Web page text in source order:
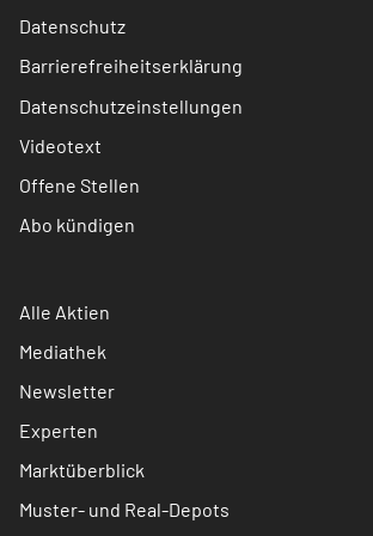
Datenschutz
Barrierefreiheitserklärung
Datenschutzeinstellungen
Videotext
Offene Stellen
Abo kündigen
Alle Aktien
Mediathek
Newsletter
Experten
Marktüberblick
Muster- und Real-Depots